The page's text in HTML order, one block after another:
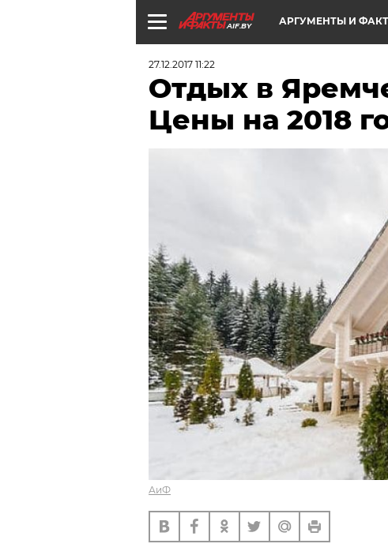
AIF.BY АРГУМЕНТЫ И
27.12.2017 11:22
Отдых в
Цены на 2018
АиФ